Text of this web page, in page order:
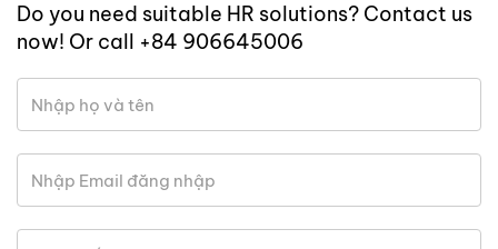
Do you need suitable HR solutions? Contact us
now! Or call +84 906645006